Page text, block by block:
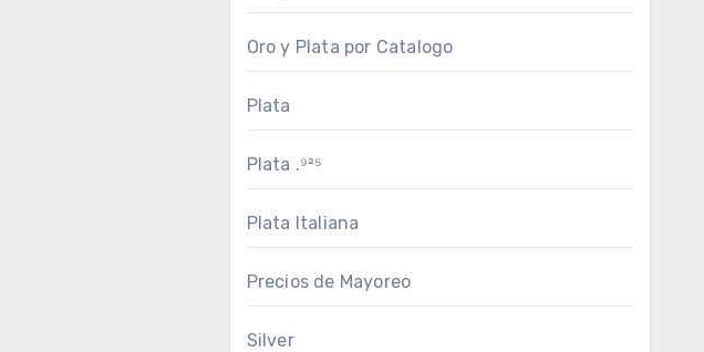
Oro y Plata por Catalogo
Plata
Plata .⁹²⁵
Plata Italiana
Precios de Mayoreo
Silver